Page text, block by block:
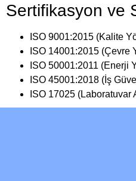
Sertifikasyon ve
ISO 9001:2015 (Kalite
ISO 14001:2015 (Çevre
ISO 50001:2011 (Enerji
ISO 45001:2018 (İş
ISO 17025 (Laboratuvar